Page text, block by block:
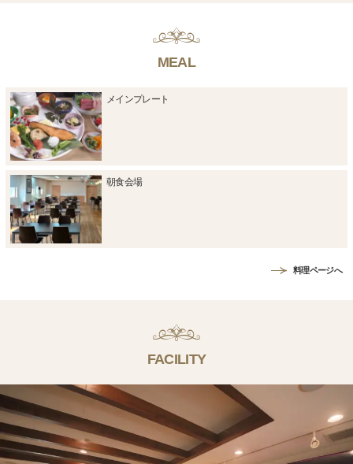
MEAL
メインプレート
朝食会場
料理ページへ
FACILITY